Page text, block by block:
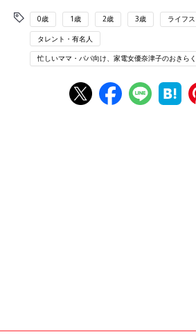
0歳 1歳 2歳 3歳 ライフ
タレント・有名人
忙しいママ・パパ向け、家電女優奈津子のおきら